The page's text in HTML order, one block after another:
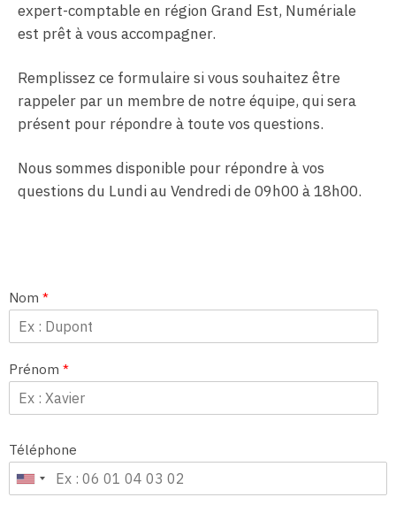
expert-comptable en région Grand Est, Numériale
est prêt à vous accompagner.
Remplissez ce formulaire si vous souhaitez être
rappeler par un membre de notre équipe, qui sera
présent pour répondre à toute vos questions.
Nous sommes disponible pour répondre à vos
questions du Lundi au Vendredi de 09h00 à 18h00.
Nom *
Prénom *
Téléphone